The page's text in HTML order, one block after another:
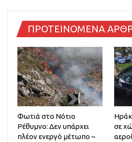
ΠΡΟΤΕΙΝΟΜΕΝΑ
Φωτιά στο Νότιο
Ρέθυμνο: Δεν υπάρχει
πλέον ενεργό μέτωπο –
σε